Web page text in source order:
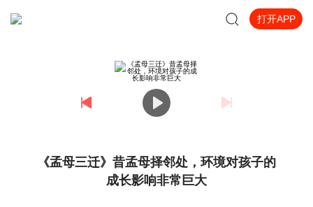
打开APP
《孟母三迁》昔孟母择邻处，环境对孩子的
成长影响非常巨大